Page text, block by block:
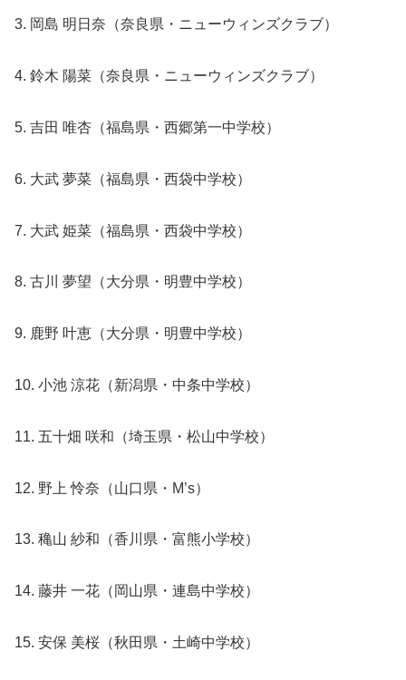
3. 岡島 明日奈（奈良県・ニューウィンズクラブ）
4. 鈴木 陽菜（奈良県・ニューウィンズクラブ）
5. 吉田 唯杏（福島県・西郷第一中学校）
6. 大武 夢菜（福島県・西袋中学校）
7. 大武 姫菜（福島県・西袋中学校）
8. 古川 夢望（大分県・明豊中学校）
9. 鹿野 叶恵（大分県・明豊中学校）
10. 小池 涼花（新潟県・中条中学校）
11. 五十畑 咲和（埼玉県・松山中学校）
12. 野上 怜奈（山口県・M’s）
13. 穐山 紗和（香川県・富熊小学校）
14. 藤井 一花（岡山県・連島中学校）
15. 安保 美桜（秋田県・土崎中学校）